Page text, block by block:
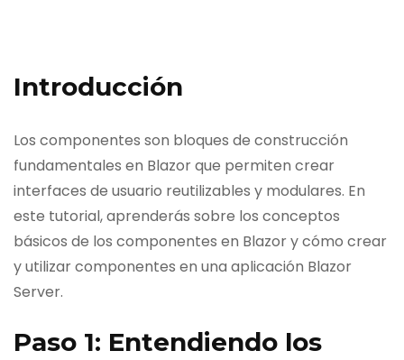
Introducción
Los componentes son bloques de construcción
fundamentales en Blazor que permiten crear
interfaces de usuario reutilizables y modulares. En
este tutorial, aprenderás sobre los conceptos
básicos de los componentes en Blazor y cómo crear
y utilizar componentes en una aplicación Blazor
Server.
Paso 1: Entendiendo los